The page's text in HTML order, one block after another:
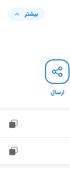
بیشتر
ارسال